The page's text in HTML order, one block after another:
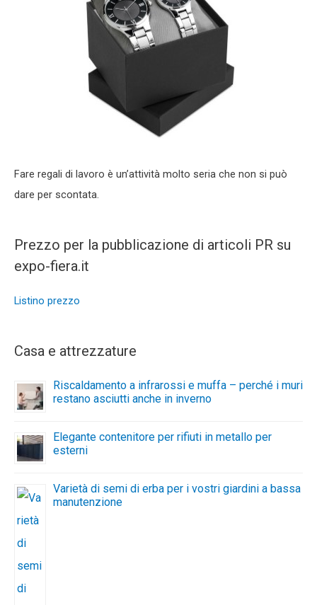
Fare regali di lavoro è un’attività molto seria che non si può
dare per scontata.
Prezzo per la pubblicazione di articoli PR su
expo-fiera.it
Listino prezzo
Casa e attrezzature
Riscaldamento a infrarossi e muffa – perché i muri
restano asciutti anche in inverno
Elegante contenitore per rifiuti in metallo per
esterni
Varietà di semi di erba per i vostri giardini a bassa
manutenzione